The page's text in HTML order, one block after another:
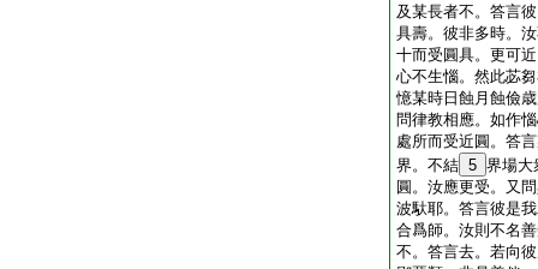
及某長者不。答言
具壽。彼非多時。
十而受圓具。更可
心不生惱。然此苾
憶某時日蝕月蝕儉
問律教相應。如作
處所而受近圓。答
界。不結 5 界場大
圓。汝應更受。又
波馱耶。答言彼是
合爲師。汝則不名
不。答言去。若向